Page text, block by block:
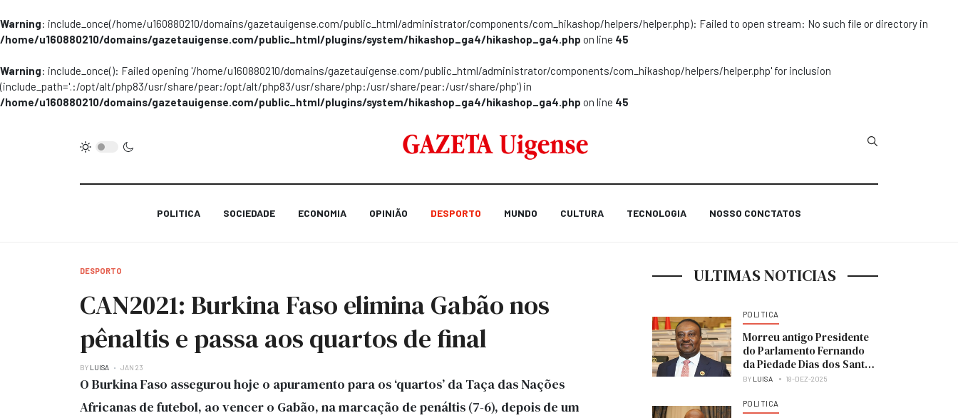
Warning: include_once(/home/u160880210/domains/gazetauigense.com/public_html/administrator/components/com_hikashop/helpers/helper.php): Failed to open stream: No such file or directory in
/home/u160880210/domains/gazetauigense.com/public_html/plugins/system/hikashop_ga4/hikashop_ga4.php on line 45
Warning: include_once(): Failed opening '/home/u160880210/domains/gazetauigense.com/public_html/administrator/components/com_hikashop/helpers/helper.php' for inclusion
(include_path='.:/opt/alt/php83/usr/share/pear:/opt/alt/php83/usr/share/php:/usr/share/pear:/usr/share/php') in
/home/u160880210/domains/gazetauigense.com/public_html/plugins/system/hikashop_ga4/hikashop_ga4.php on line 45
Type 2 or more
POLITICA SOCIEDADE ECONOMIA OPINIÃO DESPORTO MUNDO CULTURA TECNOLOGIA NOSSO CONCTATOS
DESPORTO
CAN2021: Burkina Faso elimina Gabão nos
pênaltis e passa aos quartos de final
BY LUISA JAN 23
O Burkina Faso assegurou hoje o apuramento para os ‘quartos’ da Taça das Nações
Africanas de futebol, ao vencer o Gabão, na marcação de penáltis (7-6), depois de um
ULTIMAS NOTICIAS
POLITICA
Morreu antigo Presidente
do Parlamento Fernando
da Piedade Dias dos Santos
“Nandó”
BY LUISA 18-DEZ-2025
POLITICA